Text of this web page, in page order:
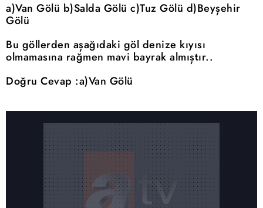
a)Van Gölü b)Salda Gölü c)Tuz Gölü d)Beyşehir
Gölü
Bu göllerden aşağıdaki göl denize kıyısı
olmamasına rağmen mavi bayrak almıştır..
Doğru Cevap :a)Van Gölü